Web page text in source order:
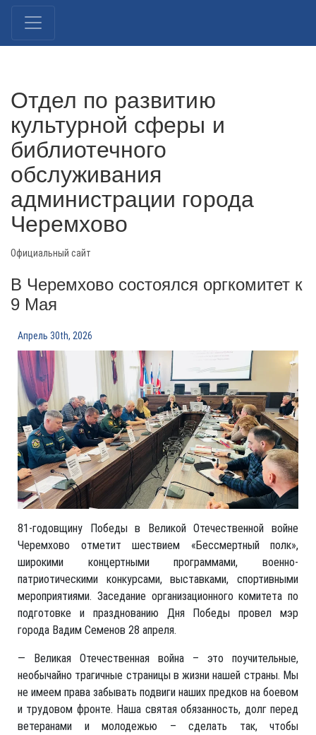
Отдел по развитию
культурной сферы и
библиотечного
обслуживания
администрации города
Черемхово
Официальный сайт
В Черемхово состоялся оргкомитет к
9 Мая
Апрель 30th, 2026
81-годовщину Победы в Великой Отечественной войне
Черемхово отметит шествием «Бессмертный полк»,
широкими концертными программами, военно-
патриотическими конкурсами, выставками, спортивными
мероприятиями. Заседание организационного комитета по
подготовке и празднованию Дня Победы провел мэр
города Вадим Семенов 28 апреля.
— Великая Отечественная война – это поучительные,
необычайно трагичные страницы в жизни нашей страны. Мы
не имеем права забывать подвиги наших предков на боевом
и трудовом фронте. Наша святая обязанность, долг перед
ветеранами и молодежью – сделать так, чтобы